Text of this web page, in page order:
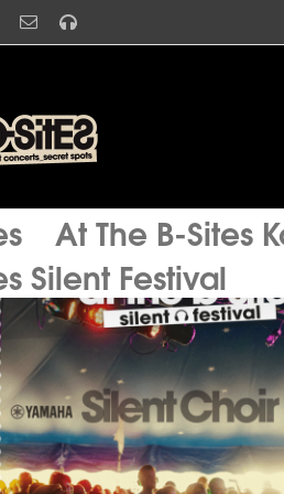
E-
Spotify
At The B-Sites
Silent Festival